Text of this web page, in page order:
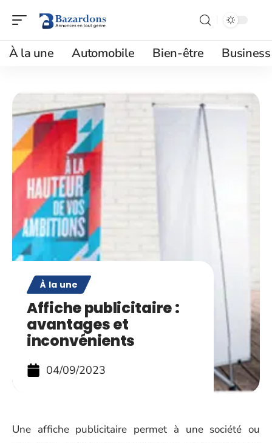
À la une Automobile Bien-être Business
À la une
Affiche publicitaire :
avantages et
inconvénients
04/09/2023
Une affiche publicitaire permet à une société ou